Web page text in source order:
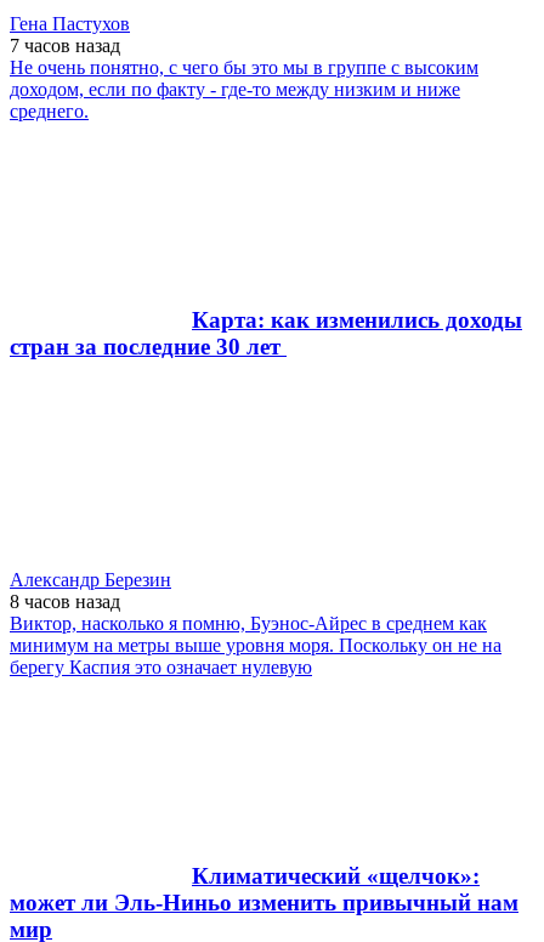
Гена Пастухов
7 часов назад
Не очень понятно, с чего бы это мы в группе с высоким
доходом, если по факту - где-то между низким и ниже
среднего.
Карта: как изменились доходы
стран за последние 30 лет
Александр Березин
8 часов назад
Виктор, насколько я помню, Буэнос-Айрес в среднем как
минимум на метры выше уровня моря. Поскольку он не на
берегу Каспия это означает нулевую
Климатический «щелчок»:
может ли Эль-Ниньо изменить привычный нам
мир